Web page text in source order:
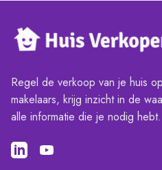
Regel de verkoop van je huis
makelaars, krijg inzicht in de
alle informatie die je nodig hebt.